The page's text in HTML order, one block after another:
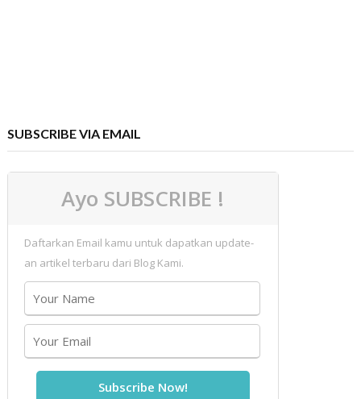
SUBSCRIBE VIA EMAIL
Ayo SUBSCRIBE !
Daftarkan Email kamu untuk dapatkan update-
an artikel terbaru dari Blog Kami.